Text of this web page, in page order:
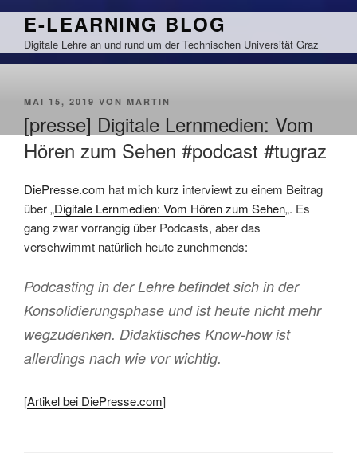
Zum
springen
E-LEARNING BLOG
Digitale Lehre an und rund um der Technischen Universität Graz
VERÖFFENTLICHT
MAI 15, 2019 VON MARTIN
[presse] Digitale Lernmedien: Vom
Hören zum Sehen #podcast #tugraz
DiePresse.com hat mich kurz interviewt zu einem Beitrag
über „Digitale Lernmedien: Vom Hören zum Sehen„. Es
gang zwar vorrangig über Podcasts, aber das
verschwimmt natürlich heute zunehmends:
Podcasting in der Lehre befindet sich in der
Konsolidierungsphase und ist heute nicht mehr
wegzudenken. Didaktisches Know-how ist
allerdings nach wie vor wichtig.
[Artikel bei DiePresse.com]